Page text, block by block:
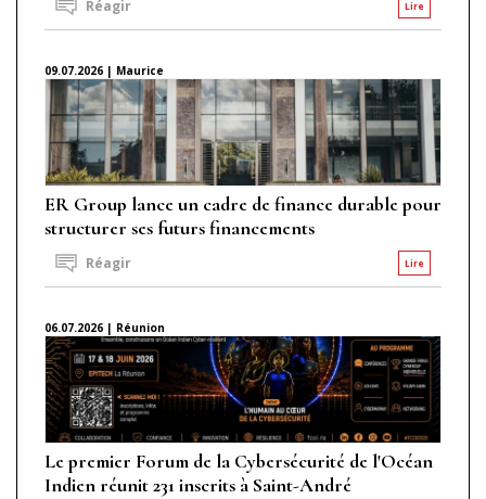
Lire
Réagir
09.07.2026 | Maurice
ER Group lance un cadre de finance durable pour
structurer ses futurs financements
Lire
Réagir
06.07.2026 | Réunion
Le premier Forum de la Cybersécurité de l'Océan
Indien réunit 231 inscrits à Saint-André